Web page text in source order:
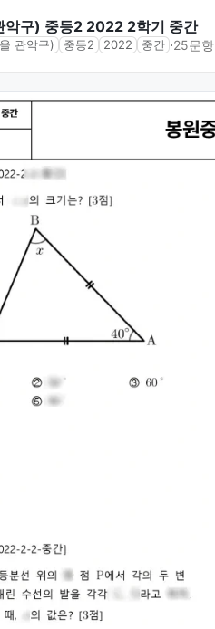
악구) 중등2 2022 2학기 중간
관악구) 중등2 2022 중간 ⋅25문항